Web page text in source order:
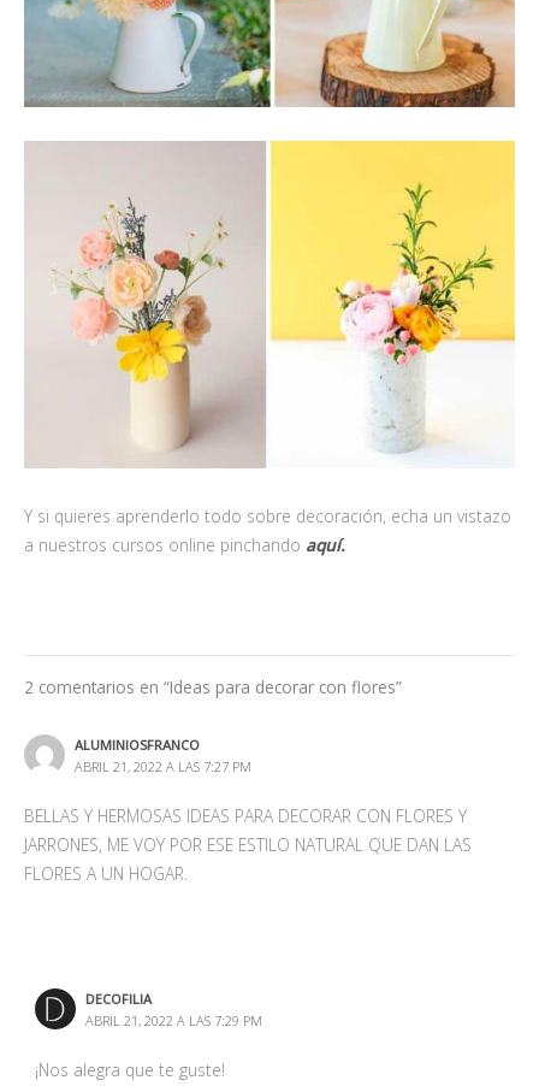
Y si quieres aprenderlo todo sobre decoración, echa un vistazo
a nuestros cursos online pinchando aquí.
2 comentarios en “Ideas para decorar con flores”
ALUMINIOSFRANCO
ABRIL 21, 2022 A LAS 7:27 PM
BELLAS Y HERMOSAS IDEAS PARA DECORAR CON FLORES Y
JARRONES, ME VOY POR ESE ESTILO NATURAL QUE DAN LAS
FLORES A UN HOGAR.
DECOFILIA
ABRIL 21, 2022 A LAS 7:29 PM
¡Nos alegra que te guste!